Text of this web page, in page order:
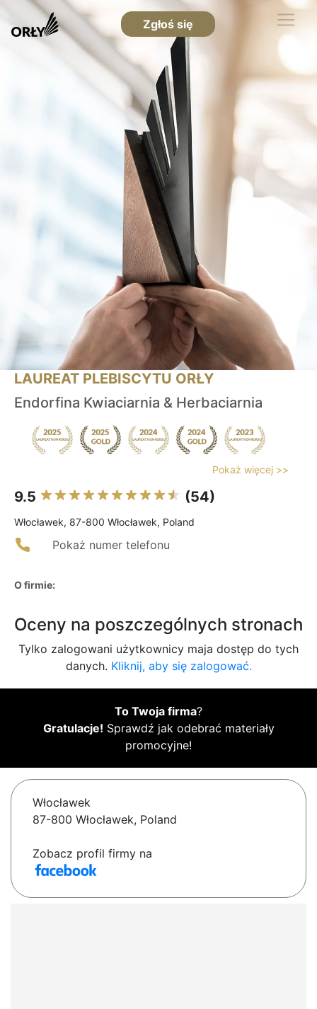
Zgłoś się
LAUREAT PLEBISCYTU ORŁY
Endorfina Kwiaciarnia & Herbaciarnia
Pokaż więcej >>
9.5 (54)
Włocławek, 87-800 Włocławek, Poland
Pokaż numer telefonu
O firmie:
Oceny na poszczególnych stronach
Tylko zalogowani użytkownicy maja dostęp do tych
danych. Kliknij, aby się zalogować.
To Twoja firma?
Gratulacje! Sprawdź jak odebrać materiały
promocyjne!
Włocławek
87-800 Włocławek, Poland
Zobacz profil firmy na